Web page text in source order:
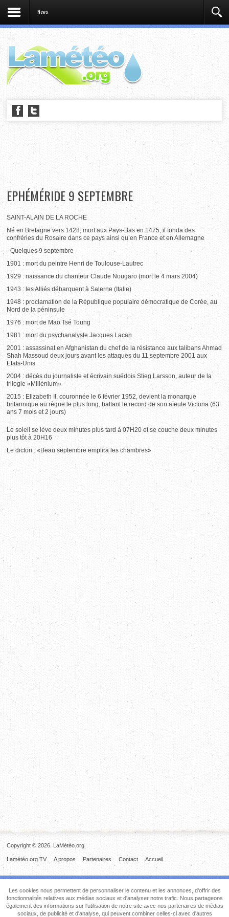
News
EPHÉMÉRIDE 9 SEPTEMBRE
SAINT-ALAIN DE LA ROCHE
Né en Bretagne vers 1428, mort aux Pays-Bas en 1475, il fonda des
confréries du Rosaire dans ce pays ainsi qu’en France et en Allemagne
- Quelques 9 septembre -
1901 : mort du peintre Henri de Toulouse-Lautrec
1929 : naissance du chanteur Claude Nougaro (mort le 4 mars 2004)
1943 : les Alliés débarquent à Salerne (Italie)
1948 : proclamation de la République populaire démocratique de Corée, au
Nord de la péninsule
1976 : mort de Mao Tsé Toung
1981 : mort du psychanalyste Jacques Lacan
2001 : assassinat en Afghanistan du chef de la résistance aux talibans Ahmad
Shah Massoud deux jours avant les attaques du 11 septembre 2001 aux
Etats-Unis
2004 : décès du journaliste et écrivain suédois Stieg Larsson, auteur de la
trilogie «Millénium»
2015 : Elizabeth II, couronnée le 6 février 1952, devient la monarque
britannique au règne le plus long, battant le record de son aïeule Victoria (63
ans 7 mois et 2 jours)
Le soleil se lève deux minutes plus tard à 07H20 et se couche deux minutes
plus tôt à 20H16
Le dicton : «Beau septembre emplira les chambres»
Copyright © 2026. LaMétéo.org
Accueil
Contact
Partenaires
A propos
Lamétéo.org TV
Les cookies nous permettent de personnaliser le contenu et les annonces, d'offrir des
fonctionnalités relatives aux médias sociaux et d'analyser notre trafic. Nous partageons
également des informations sur l'utilisation de notre site avec nos partenaires de médias
sociaux, de publicité et d'analyse, qui peuvent combiner celles-ci avec d'autres